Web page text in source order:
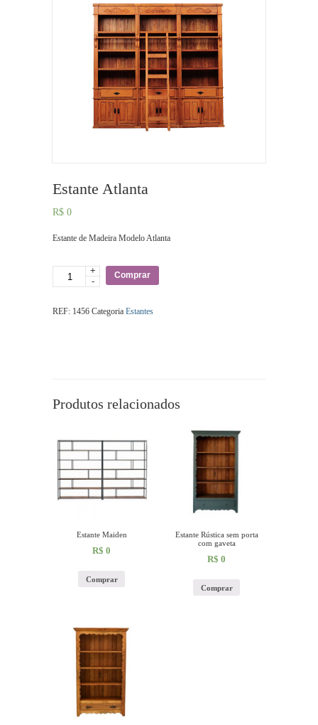
Estante Atlanta
R$ 0
Estante de Madeira Modelo Atlanta
Quantidade+
-
Comprar
REF: 1456 Categoria Estantes
Produtos relacionados
Estante Maiden
R$ 0
Comprar
Estante Rústica sem porta
com gaveta
R$ 0
Comprar